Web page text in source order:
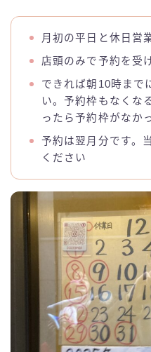
月初の平日と休日営
店頭のみで予約を受
できれば朝10時まで
い。予約枠もなくな
ったら予約枠がなか
予約は翌月分です。
ください